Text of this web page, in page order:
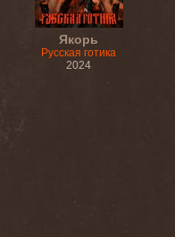
Якорь
Русская готика
2024